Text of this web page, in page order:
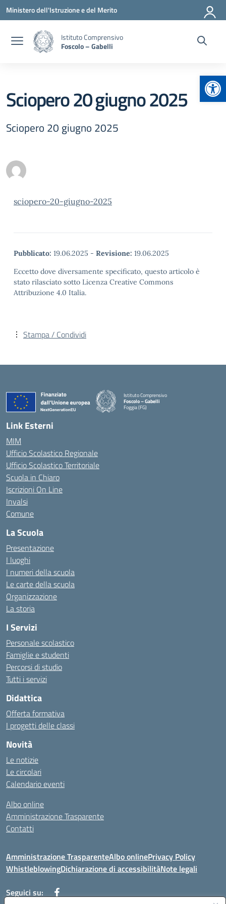
Vai ai contenuti
Vai al menu di navigazione
Vai al footer
Ministero dell'Istruzione e del Merito
Istituto Comprensivo
Foscolo – Gabelli
Sciopero 20 giugno 2025
Sciopero 20 giugno 2025
sciopero-20-giugno-2025
Pubblicato: 19.06.2025 - Revisione: 19.06.2025
Eccetto dove diversamente specificato, questo articolo è
stato rilasciato sotto Licenza Creative Commons
Attribuzione 4.0 Italia.
Stampa / Condividi
Istituto Comprensivo
Foscolo – Gabelli
Foggia (FG)
— Visita la pagina iniziale della scuola
Link Esterni
MIM
Ufficio Scolastico Regionale
Ufficio Scolastico Territoriale
Scuola in Chiaro
Iscrizioni On Line
Invalsi
Comune
La Scuola
Presentazione
I luoghi
I numeri della scuola
Le carte della scuola
Organizzazione
La storia
I Servizi
Personale scolastico
Famiglie e studenti
Percorsi di studio
Tutti i servizi
Didattica
Offerta formativa
I progetti delle classi
Novità
Le notizie
Le circolari
Calendario eventi
Albo online
Amministrazione Trasparente
Contatti
Amministrazione TrasparenteAlbo onlinePrivacy Policy
WhistleblowingDichiarazione di accessibilitàNote legali
Seguici su: